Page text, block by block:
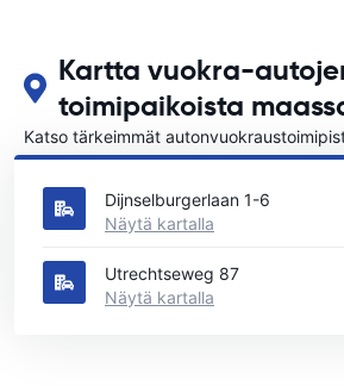
Kartta vuokra-
toimipaikoista
Katso tärkeimmät
Zeist
Dijnselburgerlaan 1-6
Näytä kartalla
Utrechtseweg 87
Näytä kartalla